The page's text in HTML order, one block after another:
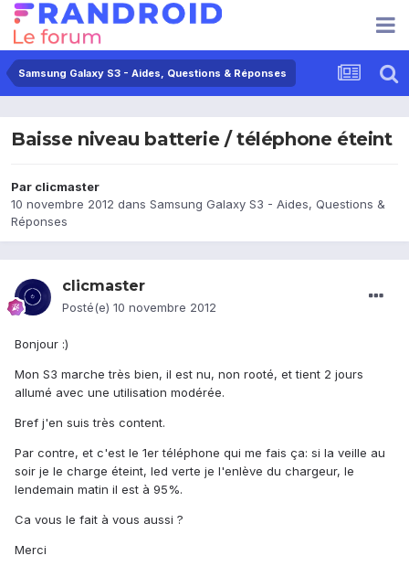
Samsung Galaxy S3 - Aides, Questions & Réponses
Baisse niveau batterie / téléphone éteint
Par clicmaster
10 novembre 2012 dans Samsung Galaxy S3 - Aides, Questions &
Réponses
clicmaster
Posté(e) 10 novembre 2012
Bonjour :)
Mon S3 marche très bien, il est nu, non rooté, et tient 2 jours
allumé avec une utilisation modérée.
Bref j'en suis très content.
Par contre, et c'est le 1er téléphone qui me fais ça: si la veille au
soir je le charge éteint, led verte je l'enlève du chargeur, le
lendemain matin il est à 95%.
Ca vous le fait à vous aussi ?
Merci